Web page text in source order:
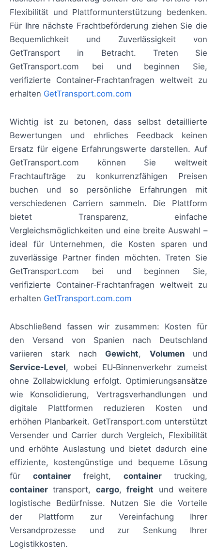
Flexibilität und Plattformunterstützung bedenken.
Für Ihre nächste Frachtbeförderung ziehen Sie die
Bequemlichkeit und Zuverlässigkeit von
GetTransport in Betracht. Treten Sie
GetTransport.com bei und beginnen Sie,
verifizierte Container‑Frachtanfragen weltweit zu
erhalten GetTransport.com.com
Wichtig ist zu betonen, dass selbst detaillierte
Bewertungen und ehrliches Feedback keinen
Ersatz für eigene Erfahrungswerte darstellen. Auf
GetTransport.com können Sie weltweit
Frachtaufträge zu konkurrenzfähigen Preisen
buchen und so persönliche Erfahrungen mit
verschiedenen Carriern sammeln. Die Plattform
bietet Transparenz, einfache
Vergleichsmöglichkeiten und eine breite Auswahl –
ideal für Unternehmen, die Kosten sparen und
zuverlässige Partner finden möchten. Treten Sie
GetTransport.com bei und beginnen Sie,
verifizierte Container‑Frachtanfragen weltweit zu
erhalten GetTransport.com.com
Abschließend fassen wir zusammen: Kosten für
den Versand von Spanien nach Deutschland
variieren stark nach Gewicht, Volumenund
Service-Level, wobei EU‑Binnenverkehr zumeist
ohne Zollabwicklung erfolgt. Optimierungsansätze
wie Konsolidierung, Vertragsverhandlungen und
digitale Plattformen reduzieren Kosten und
erhöhen Planbarkeit. GetTransport.com unterstützt
Versender und Carrier durch Vergleich, Flexibilität
und erhöhte Auslastung und bietet dadurch eine
effiziente, kostengünstige und bequeme Lösung
für containerfreight, containertrucking,
container transport, cargo,freight und weitere
logistische Bedürfnisse. Nutzen Sie die Vorteile
der Plattform zur Vereinfachung Ihrer
Versandprozesse und zur Senkung Ihrer
Logistikkosten.